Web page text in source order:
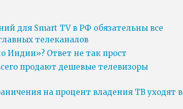
для Smart TV в РФ обязательны все
телеканалов
Индии»? Ответ не так прост
продают дешевые телевизоры
на процент владения ТВ уходят в